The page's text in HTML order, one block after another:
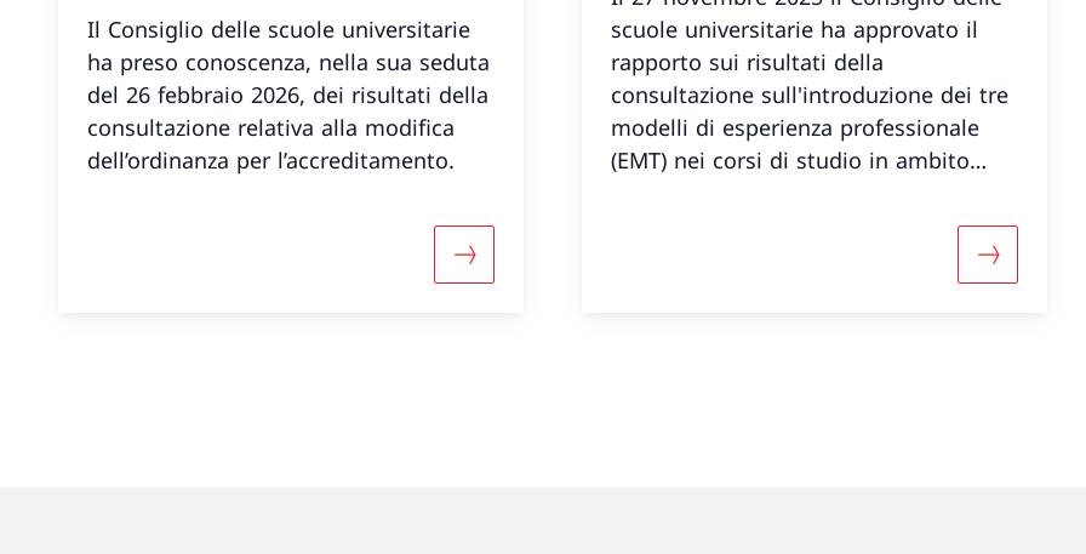
Il Consiglio delle scuole universitarie
ha preso conoscenza, nella sua seduta
del 26 febbraio 2026, dei risultati della
consultazione relativa alla modifica
dell’ordinanza per l’accreditamento.
Maggiori informazioni su «Ordinanza del Consiglio delle
scuole universitarie ha approvato il
rapporto sui risultati della
consultazione sull'introduzione dei tre
modelli di esperienza professionale
(EMT) nei corsi di studio in ambito
professionali, nonché la tabella di
marcia per la loro attuazione entro il
2030. Entrambi i documenti sono ora
Maggiori